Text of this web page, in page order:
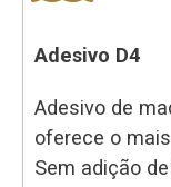
Adesivo D4
Adesivo de
oferece o
Sem adição